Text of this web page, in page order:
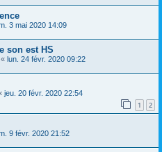
3 mai 2020 14:09
son est HS
« lun. 24 févr. 2020 09:22
jeu. 20 févr. 2020 22:54
1 2
9 févr. 2020 21:52